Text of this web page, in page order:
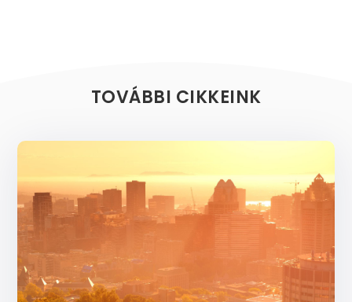
TOVÁBBI CIKKEINK